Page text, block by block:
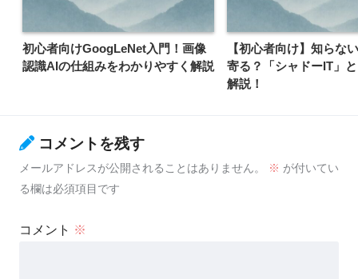
初心者向けGoogLeNet入門！画像
認識AIの仕組みをわかりやすく解説
【初心者向け】知らな
寄る？「シャドーIT」
解説！
コメントを残す
メールアドレスが公開されることはありません。 ※ が付いてい
る欄は必須項目です
コメント ※